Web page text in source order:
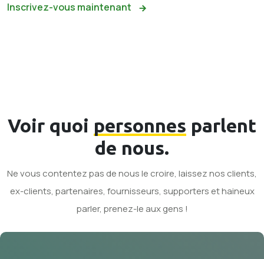
Inscrivez-vous maintenant
Voir quoi personnes parlent
de nous.
Ne vous contentez pas de nous le croire, laissez nos clients,
ex-clients, partenaires, fournisseurs, supporters et haineux
parler, prenez-le aux gens !